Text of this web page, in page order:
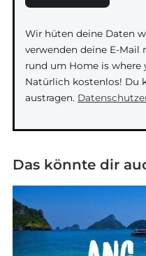
Wir hüten deine Daten
verwenden deine E-Mail
rund um Home is where
Natürlich kostenlos! Du
austragen.
Das könnte dir